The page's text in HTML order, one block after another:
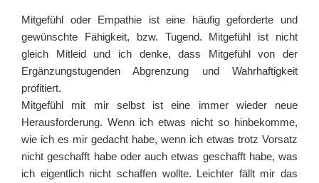
Mitgefühl oder Empathie ist eine häufig geforderte und
gewünschte Fähigkeit, bzw. Tugend. Mitgefühl ist nicht
gleich Mitleid und ich denke, dass Mitgefühl von der
Ergänzungstugenden Abgrenzung und Wahrhaftigkeit
profitiert.
Mitgefühl mit mir selbst ist eine immer wieder neue
Herausforderung. Wenn ich etwas nicht so hinbekomme,
wie ich es mir gedacht habe, wenn ich etwas trotz Vorsatz
nicht geschafft habe oder auch etwas geschafft habe, was
ich eigentlich nicht schaffen wollte. Leichter fällt mir das